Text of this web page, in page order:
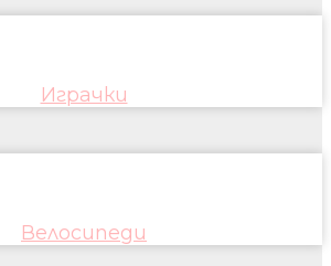
Играчки
Велосипеди